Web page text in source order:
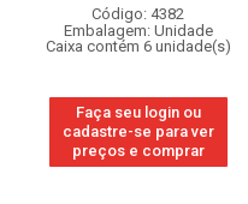
Código: 4382
Embalagem: Unidade
Caixa contém 6 unidade(s)
Faça seu login ou
cadastre-se para ver
preços e comprar